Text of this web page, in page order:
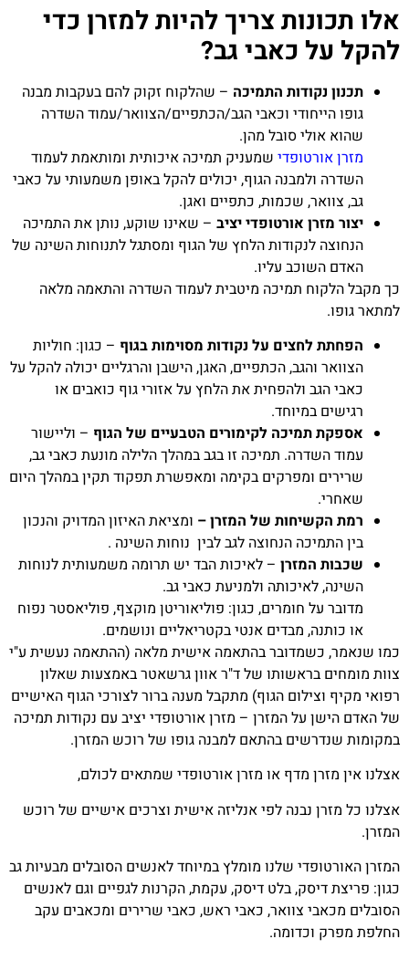
אלו תכונות צריך להיות למזרן כדי
להקל על כאבי גב?
תכנון נקודות התמיכה – שהלקוח זקוק להם בעקבות מבנה
גופו הייחודי וכאבי הגב/הכתפיים/הצוואר/עמוד השדרה
שהוא אולי סובל מהן.
מזרן אורטופדי שמעניק תמיכה איכותית ומותאמת לעמוד
השדרה ולמבנה הגוף, יכולים להקל באופן משמעותי על כאבי
גב, צוואר, שכמות, כתפיים ואגן.
יצור מזרן אורטופדי יציב – שאינו שוקע, נותן את התמיכה
הנחוצה לנקודות הלחץ של הגוף ומסתגל לתנוחות השינה של
האדם השוכב עליו.
כך מקבל הלקוח תמיכה מיטבית לעמוד השדרה והתאמה מלאה
למתאר גופו.
הפחתת לחצים על נקודות מסוימות בגוף – כגון: חוליות
הצוואר והגב, הכתפיים, האגן, הישבן והרגליים יכולה להקל על
כאבי הגב ולהפחית את הלחץ על אזורי גוף כואבים או
רגישים במיוחד.
אספקת תמיכה לקימורים הטבעיים של הגוף – וליישור
עמוד השדרה. תמיכה זו בגב במהלך הלילה מונעת כאבי גב,
שרירים ומפרקים בקימה ומאפשרת תפקוד תקין במהלך היום
שאחרי.
רמת הקשיחות של המזרן – ומציאת האיזון המדויק והנכון
בין התמיכה הנחוצה לגב לבין נוחות השינה .
שכבות המזרן – לאיכות הבד יש תרומה משמעותית לנוחות
השינה, לאיכותה ולמניעת כאבי גב.
מדובר על חומרים, כגון: פוליאוריטן מוקצף, פוליאסטר נפוח
או כותנה, מבדים אנטי בקטריאליים ונושמים.
כמו שנאמר, כשמדובר בהתאמה אישית מלאה (ההתאמה נעשית ע"י
צוות מומחים בראשותו של ד"ר אוון גרשאטר באמצעות שאלון
רפואי מקיף וצילום הגוף) מתקבל מענה ברור לצורכי הגוף האישיים
של האדם הישן על המזרן – מזרן אורטופדי יציב עם נקודות תמיכה
במקומות שנדרשים בהתאם למבנה גופו של רוכש המזרן.
אצלנו אין מזרן מדף או מזרן אורטופדי שמתאים לכולם,
אצלנו כל מזרן נבנה לפי אנליזה אישית וצרכים אישיים של רוכש
המזרן.
המזרן האורטופדי שלנו מומלץ במיוחד לאנשים הסובלים מבעיות גב
כגון: פריצת דיסק, בלט דיסק, עקמת, הקרנות לגפיים וגם לאנשים
הסובלים מכאבי צוואר, כאבי ראש, כאבי שרירים ומכאבים עקב
החלפת מפרק וכדומה.